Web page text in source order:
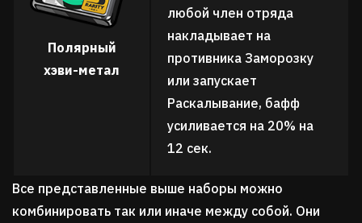
Полярный
хэви-метал
любой член отряда
накладывает на
противника Заморозку
или запускает
Раскалывание, бафф
усиливается на 20% на
12 сек.
Все представленные выше наборы можно
комбинировать так или иначе между собой. Они